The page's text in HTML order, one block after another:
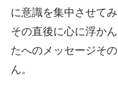
に意識を集中させて
その直後に心に浮か
たへのメッセージそ
ん。